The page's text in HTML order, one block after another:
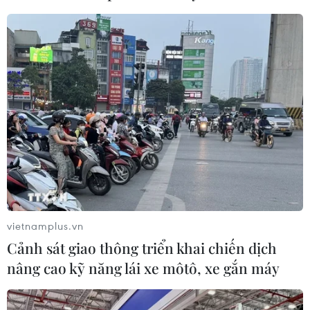
cốt liệt sỹ
07/08/2026 08:45
07/08/2026 08:18
Tây Ninh thúc đẩy bình
dân học vụ số, tạo động lực
phát triển kinh tế số
07/08/2026 07:17
"Doanh nghiệp phải là lực
lượng nòng cốt phát triển
công nghệ chiến lược"
07/08/2026 07:09
vietnamplus.vn
Cảnh sát giao thông triển khai chiến dịch
nâng cao kỹ năng lái xe môtô, xe gắn máy